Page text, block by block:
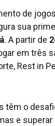
de
sua
. A partir de
em três
Rest in
têm o
e